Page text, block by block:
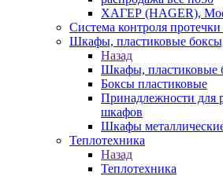
ХАГЕР (HAGER),
Система контроля
Шкафы, пластиковые
Назад
Шкафы, пластиковые
Боксы пластиковые
Принадлежности для
шкафов
Шкафы
Теплотехника
Назад
Теплотехника